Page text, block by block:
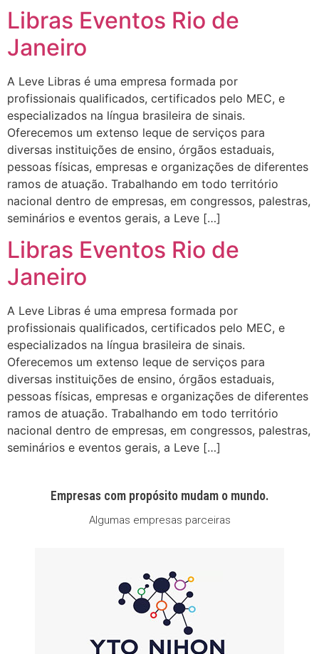
Libras Eventos Rio de
Janeiro
A Leve Libras é uma empresa formada por
profissionais qualificados, certificados pelo MEC, e
especializados na língua brasileira de sinais.
Oferecemos um extenso leque de serviços para
diversas instituições de ensino, órgãos estaduais,
pessoas físicas, empresas e organizações de diferentes
ramos de atuação. Trabalhando em todo território
nacional dentro de empresas, em congressos, palestras,
seminários e eventos gerais, a Leve […]
Libras Eventos Rio de
Janeiro
A Leve Libras é uma empresa formada por
profissionais qualificados, certificados pelo MEC, e
especializados na língua brasileira de sinais.
Oferecemos um extenso leque de serviços para
diversas instituições de ensino, órgãos estaduais,
pessoas físicas, empresas e organizações de diferentes
ramos de atuação. Trabalhando em todo território
nacional dentro de empresas, em congressos, palestras,
seminários e eventos gerais, a Leve […]
Empresas com propósito mudam o mundo.
Algumas empresas parceiras